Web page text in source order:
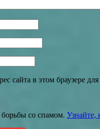
сайта в этом браузере
борьбы со спамом. Узнайте,